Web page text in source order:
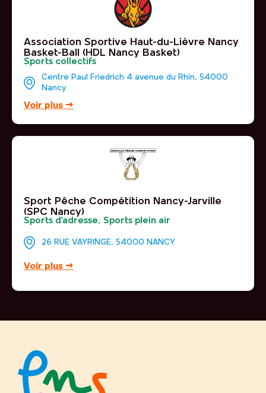
Association Sportive Haut-du-Lièvre Nancy
Basket-Ball (HDL Nancy Basket)
Sports collectifs
Centre Paul Friedrich 4 avenue du Rhin, 54000
Nancy
Voir plus →
Sport Pêche Compétition Nancy-Jarville
(SPC Nancy)
Sports d'adresse, Sports plein air
26 RUE VAYRINGE, 54000 NANCY
Voir plus →